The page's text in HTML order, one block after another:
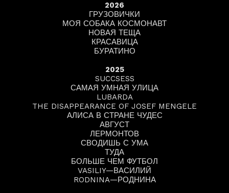
2026
ГРУЗОВИЧКИ
МОЯ СОБАКА КОСМОНАВТ
НОВАЯ ТЕЩА
КРАСАВИЦА
БУРАТИНО
2025
SUCCSESS
САМАЯ УМНАЯ УЛИЦА
LUBARDA
THE DISAPPEARANCE OF JOSEF MENGELE
АЛИСА В СТРАНЕ ЧУДЕС
АВГУСТ
ЛЕРМОНТОВ
СВОДИШЬ С УМА
ТУДА
БОЛЬШЕ ЧЕМ ФУТБОЛ
VASILIY—ВАСИЛИЙ
RODNINA—РОДНИНА